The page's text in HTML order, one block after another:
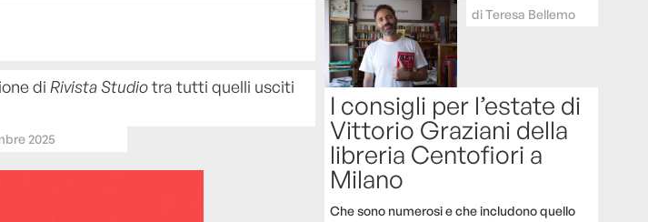
di Rivista Studiotra tutti quelli usciti
2025
diTeresa Bellemo
I consigli per l’estate di
Vittorio Graziani della
libreria Centofiori a
Milano
Che sono numerosi e che includono quello